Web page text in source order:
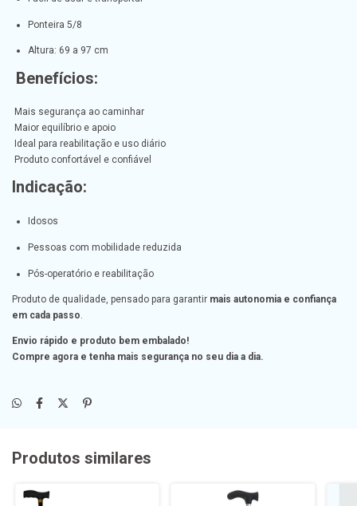
Ponteira 5/8
Altura: 69 a 97 cm
Benefícios:
Mais segurança ao caminhar
Maior equilíbrio e apoio
Ideal para reabilitação e uso diário
Produto confortável e confiável
Indicação:
Idosos
Pessoas com mobilidade reduzida
Pós-operatório e reabilitação
Produto de qualidade, pensado para garantir mais autonomia e confiança
em cada passo.
Envio rápido e produto bem embalado!
Compre agora e tenha mais segurança no seu dia a dia.
Produtos similares